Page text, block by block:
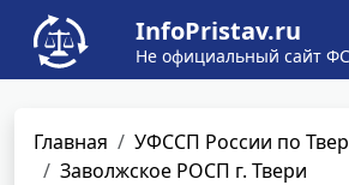
InfoPristav.ru
Не официальный сайт
Главная
УФССП России по
Заволжское РОСП г. Твери